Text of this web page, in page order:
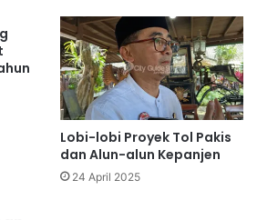
Lobi-lobi Proyek Tol Pakis
dan Alun-alun Kepanjen
24 April 2025